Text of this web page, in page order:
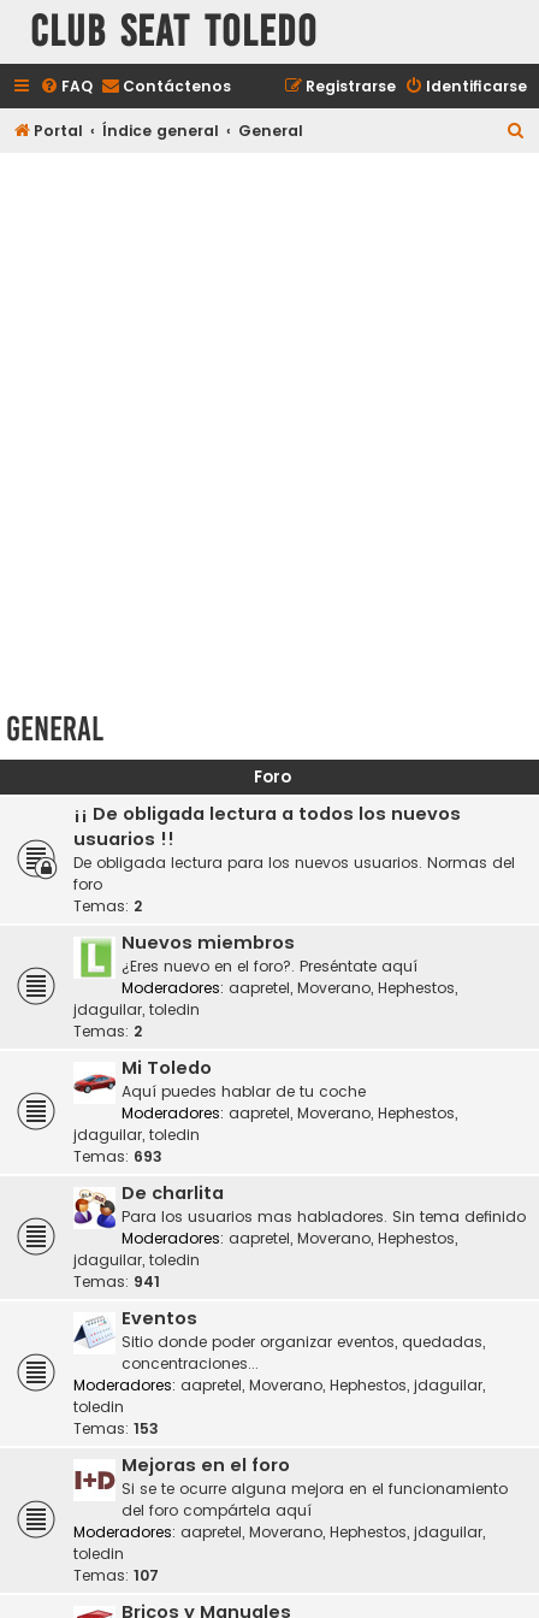
Club Seat Toledo
FAQ Contáctenos Identificarse
Registrarse
Portal Índice general General
General
Foro
¡¡ De obligada lectura a todos los nuevos
usuarios !!
De obligada lectura para los nuevos usuarios. Normas del
foro
Temas: 2
Nuevos miembros
¿Eres nuevo en el foro?. Preséntate aquí
Moderadores: aapretel, Moverano, Hephestos,
jdaguilar, toledin
Temas: 2
Mi Toledo
Aquí puedes hablar de tu coche
Moderadores: aapretel, Moverano, Hephestos,
jdaguilar, toledin
Temas: 693
De charlita
Para los usuarios mas habladores. Sin tema definido
Moderadores: aapretel, Moverano, Hephestos,
jdaguilar, toledin
Temas: 941
Eventos
Sitio donde poder organizar eventos, quedadas,
concentraciones...
Moderadores: aapretel, Moverano, Hephestos, jdaguilar,
toledin
Temas: 153
Mejoras en el foro
Si se te ocurre alguna mejora en el funcionamiento
del foro compártela aquí
Moderadores: aapretel, Moverano, Hephestos, jdaguilar,
toledin
Temas: 107
Bricos y Manuales